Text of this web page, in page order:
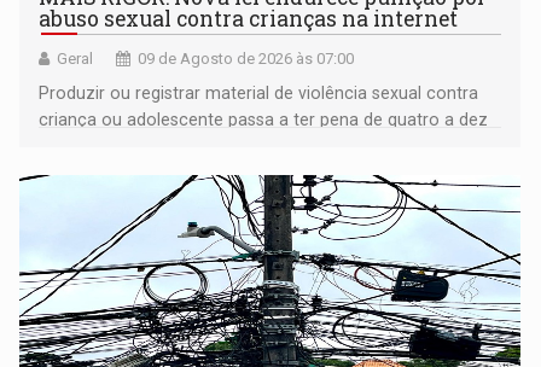
abuso sexual contra crianças na internet
Geral 09 de Agosto de 2026 às 07:00
Produzir ou registrar material de violência sexual contra
criança ou adolescente passa a ter pena de quatro a dez